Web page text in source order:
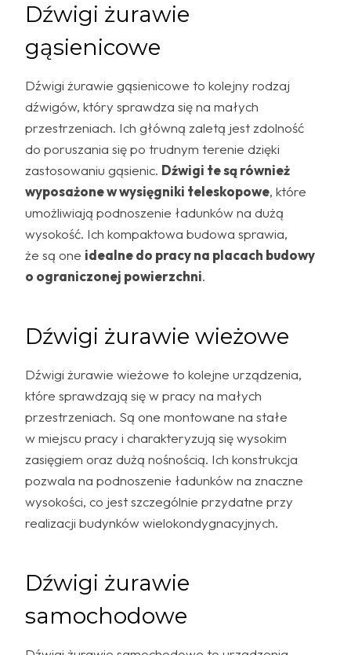
Dźwigi żurawie
gąsienicowe
Dźwigi żurawie gąsienicowe to kolejny rodzaj
dźwigów, który sprawdza się na małych
przestrzeniach. Ich główną zaletą jest zdolność
do poruszania się po trudnym terenie dzięki
zastosowaniu gąsienic. Dźwigi te są również
wyposażone w wysięgniki teleskopowe, które
umożliwiają podnoszenie ładunków na dużą
wysokość. Ich kompaktowa budowa sprawia,
że są one idealne do pracy na placach budowy
o ograniczonej powierzchni.
Dźwigi żurawie wieżowe
Dźwigi żurawie wieżowe to kolejne urządzenia,
które sprawdzają się w pracy na małych
przestrzeniach. Są one montowane na stałe
w miejscu pracy i charakteryzują się wysokim
zasięgiem oraz dużą nośnością. Ich konstrukcja
pozwala na podnoszenie ładunków na znaczne
wysokości, co jest szczególnie przydatne przy
realizacji budynków wielokondygnacyjnych.
Dźwigi żurawie
samochodowe